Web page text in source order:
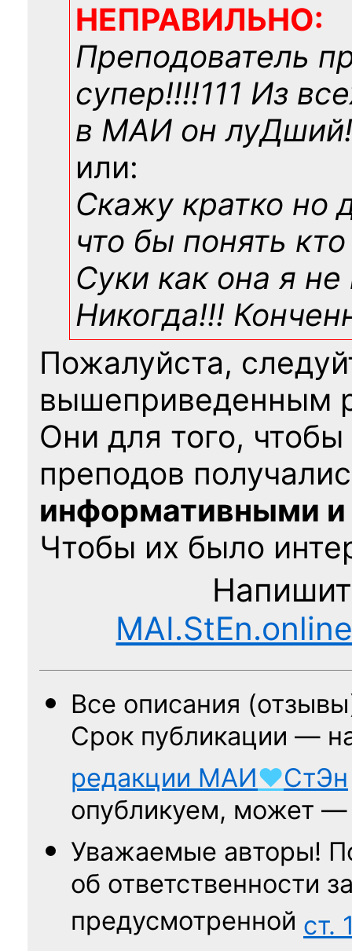
НЕПРАВИЛЬНО:
Преподователь
супер!!!!111 Из
в МАИ он
или:
Скажу кратко но
что бы понять
Суки как она я не
Никогда!!!
Пожалуйста,
вышеприведенным
Они для того,
преподов
информативными
Чтобы их было
Все описания
Срок публикации —
редакции МАИ♥СтЭн
опубликуем, может
Уважаемые авторы!
об ответственности
предусмотренной ст.